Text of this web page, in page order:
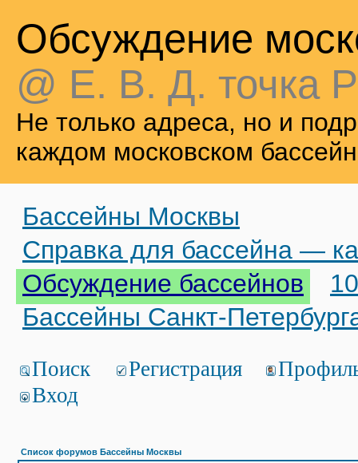
Обсуждение
@ Е. В. Д. точка
Не только адреса, но и
каждом московском
Бассейны Москвы
Справка для бассейна —
Обсуждение бассейнов
Бассейны Санкт-
Поиск Регистрация
Вход
Список форумов Бассейны Москвы